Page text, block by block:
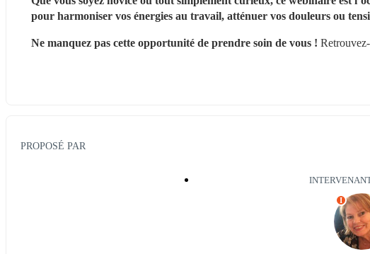
pour harmoniser vos énergies au travail, atténuer vos douleurs ou
Ne manquez pas cette opportunité de prendre soin de vous !
PROPOSÉ PAR
I